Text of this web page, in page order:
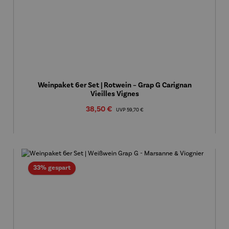
Weinpaket 6er Set | Rotwein – Grap G Carignan
Vieilles Vignes
Verkaufspreis:
38,50 € UVP Regulärer Preis:
59,70 €
33% gespartRabatt